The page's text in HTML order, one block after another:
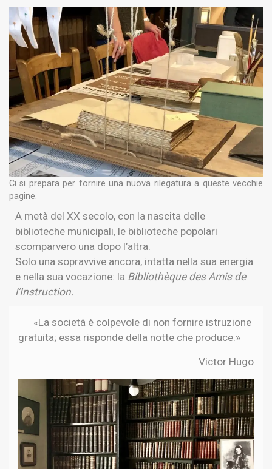
Ci si prepara per fornire una nuova rilegatura a queste vecchie
pagine.
A metà del XX secolo, con la nascita delle
biblioteche municipali, le biblioteche popolari
scomparvero una dopo l’altra.
Solo una sopravvive ancora, intatta nella sua energia
e nella sua vocazione: la Bibliothèque des Amis de
l’Instruction.
«La società è colpevole di non fornire istruzione
gratuita; essa risponde della notte che produce.»
Victor Hugo